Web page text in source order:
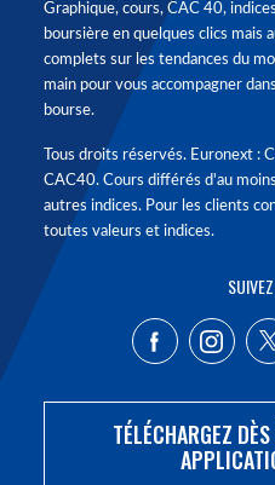
Graphique, cours, CAC 40,
boursière en quelques clics mais
complets sur les tendances du
main pour vous accompagner
bourse.
Tous droits réservés. Euronext :
CAC40. Cours différés d'au
autres indices. Pour les clients
toutes valeurs et indices.
TÉLÉCHARGEZ